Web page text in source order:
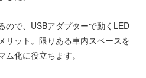
ので、USBアダプターで動くLED
リット。限りある車内スペースを
化に役立ちます。